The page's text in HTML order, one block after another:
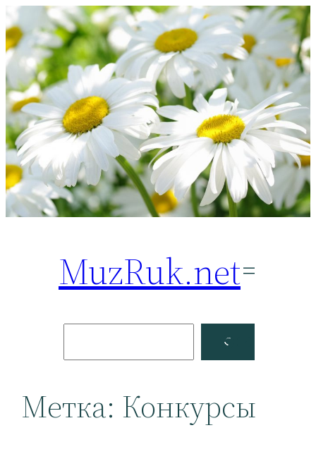
Перейти
к
содержимому
MuzRuk.net
Facebook
Метка: Конкурсы